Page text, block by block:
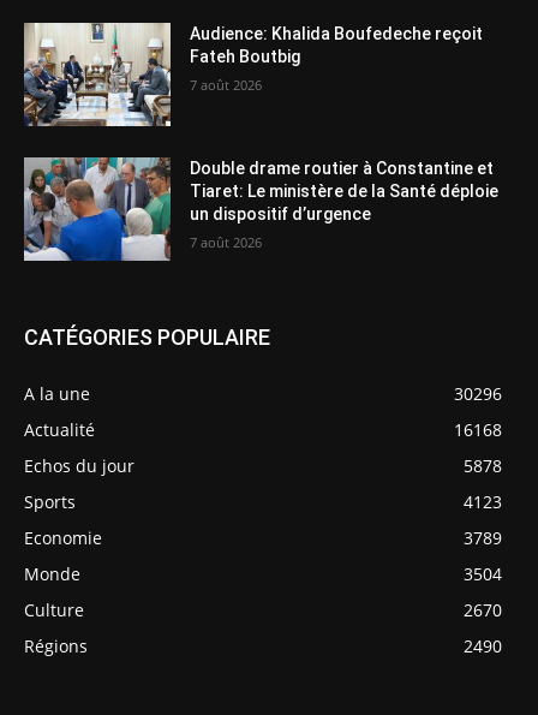
Audience: Khalida Boufedeche reçoit
Fateh Boutbig
7 août 2026
Double drame routier à Constantine et
Tiaret: Le ministère de la Santé déploie
un dispositif d’urgence
7 août 2026
CATÉGORIES POPULAIRE
A la une
30296
Actualité
16168
Echos du jour
5878
Sports
4123
Economie
3789
Monde
3504
Culture
2670
Régions
2490